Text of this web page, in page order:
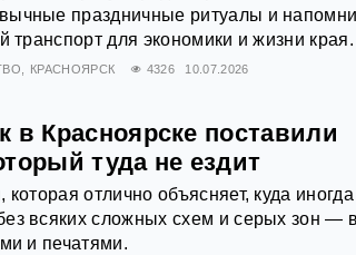
праздничные ритуалы и
транспорт для экономики и жизни края.
КРАСНОЯРСК 4326 10.07.2026
в Красноярске поставили
туда не ездит
отлично объясняет, куда иногда
всяких сложных схем и серых зон —
и печатями.